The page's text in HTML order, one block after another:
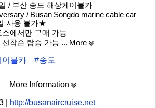
/ 부산 송도 해상케이블카
/ Busan Songdo marine cable car
사용 불가★
소에서만 구매 가능
선착순 탑승 가능 ... More
이블카 #송도
More Information
http://busanaircruise.net